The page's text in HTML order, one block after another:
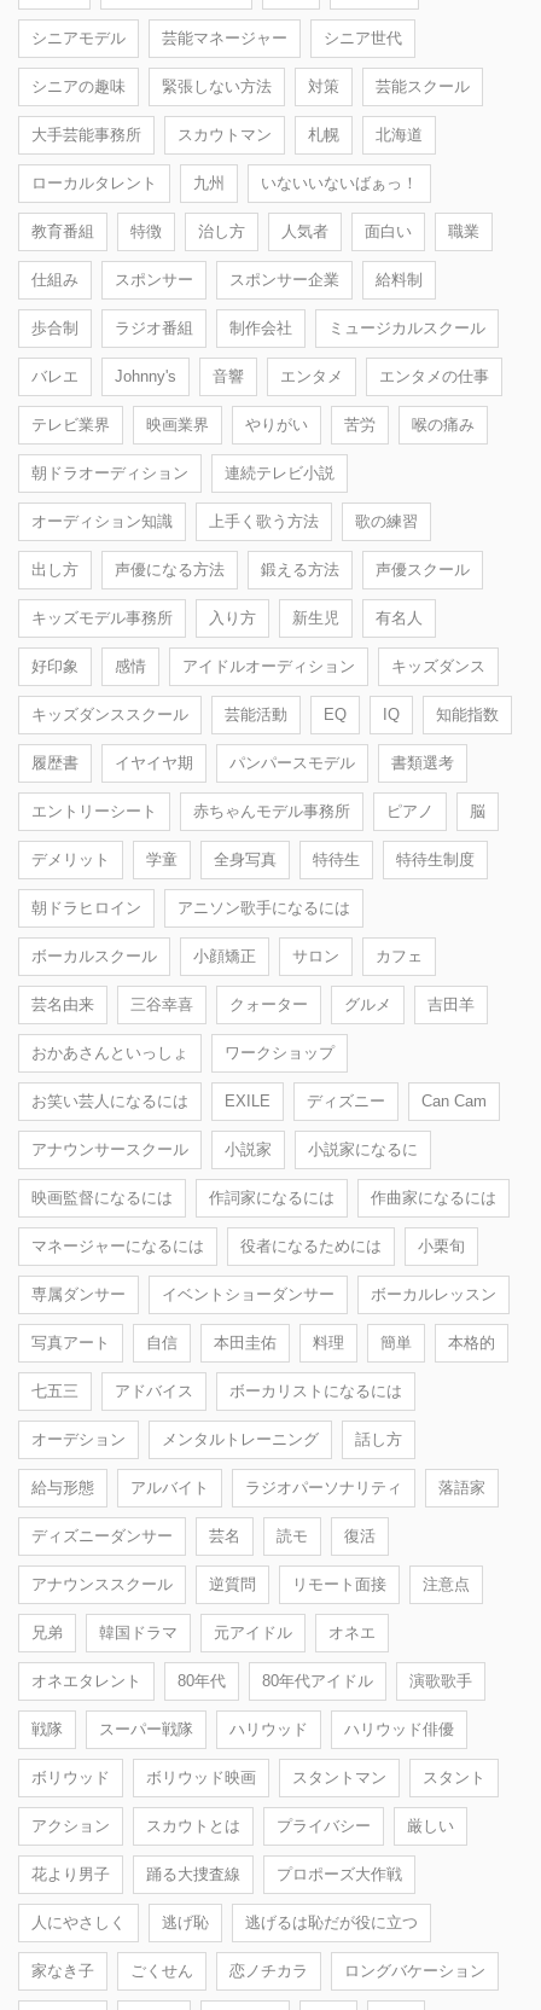
シニアモデル 芸能マネージャー シニア世代
シニアの趣味 緊張しない方法 対策 芸能スクール
大手芸能事務所 スカウトマン 札幌 北海道
ローカルタレント 九州 いないいないばぁっ！
教育番組 特徴 治し方 人気者 面白い 職業
仕組み スポンサー スポンサー企業 給料制
歩合制 ラジオ番組 制作会社 ミュージカルスクール
バレエ Johnny's 音響 エンタメ エンタメの仕事
テレビ業界 映画業界 やりがい 苦労 喉の痛み
朝ドラオーディション 連続テレビ小説
オーディション知識 上手く歌う方法 歌の練習
出し方 声優になる方法 鍛える方法 声優スクール
キッズモデル事務所 入り方 新生児 有名人
好印象 感情 アイドルオーディション キッズダンス
キッズダンススクール 芸能活動 EQ IQ 知能指数
履歴書 イヤイヤ期 パンパースモデル 書類選考
エントリーシート 赤ちゃんモデル事務所 ピアノ 脳
デメリット 学童 全身写真 特待生 特待生制度
朝ドラヒロイン アニソン歌手になるには
ボーカルスクール 小顔矯正 サロン カフェ
芸名由来 三谷幸喜 クォーター グルメ 吉田羊
おかあさんといっしょ ワークショップ
お笑い芸人になるには EXILE ディズニー Can Cam
アナウンサースクール 小説家 小説家になるに
映画監督になるには 作詞家になるには 作曲家になるには
マネージャーになるには 役者になるためには 小栗旬
専属ダンサー イベントショーダンサー ボーカルレッスン
写真アート 自信 本田圭佑 料理 簡単 本格的
七五三 アドバイス ボーカリストになるには
オーデション メンタルトレーニング 話し方
給与形態 アルバイト ラジオパーソナリティ 落語家
ディズニーダンサー 芸名 読モ 復活
アナウンススクール 逆質問 リモート面接 注意点
兄弟 韓国ドラマ 元アイドル オネエ
オネエタレント 80年代 80年代アイドル 演歌歌手
戦隊 スーパー戦隊 ハリウッド ハリウッド俳優
ボリウッド ボリウッド映画 スタントマン スタント
アクション スカウトとは プライバシー 厳しい
花より男子 踊る大捜査線 プロポーズ大作戦
人にやさしく 逃げ恥 逃げるは恥だが役に立つ
家なき子 ごくせん 恋ノチカラ ロングバケーション